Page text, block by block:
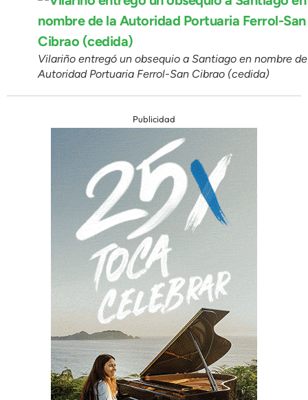
Vilariño entregó un obsequio a Santiago en nombre
Autoridad Portuaria Ferrol-San Cibrao (cedida)
Publicidad